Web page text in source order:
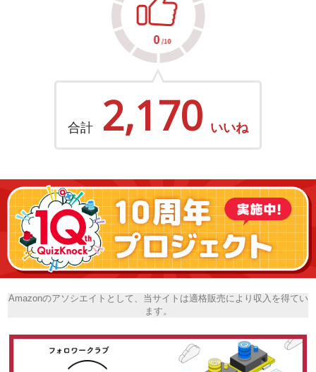
合計 2,170 いいね
Amazonのアソシエイトとして、当サイトは適格販売により収入を得てい
ます。